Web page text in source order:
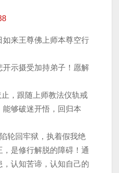
来王尊佛上师本尊空行
示摄受加持弟子！愿解
，跟随上师教法仪轨戒
够破迷开悟，回归本
轮回牢狱，执着假我绝
是修行解脱的障碍！通
认知苦谛，认知自己的